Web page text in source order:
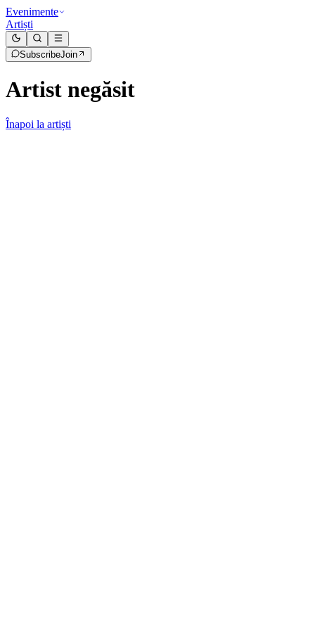
Evenimente
Artiști
SubscribeJoin
Artist negăsit
Înapoi la artiști